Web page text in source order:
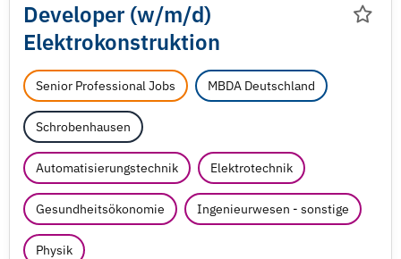
Developer (w/m/d)
Elektrokonstruktion
Senior Professional Jobs MBDA Deutschland
Schrobenhausen
Automatisierungstechnik Elektrotechnik
Gesundheitsökonomie Ingenieurwesen - sonstige
Physik